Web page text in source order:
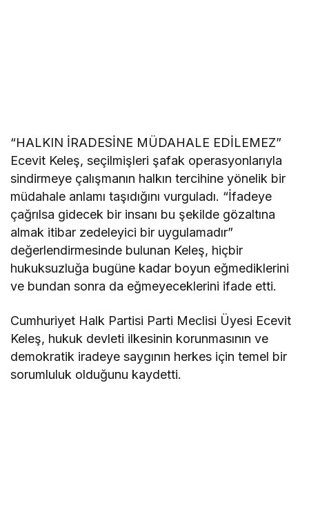
“HALKIN İRADESİNE MÜDAHALE EDİLEMEZ”
Ecevit Keleş, seçilmişleri şafak operasyonlarıyla
sindirmeye çalışmanın halkın tercihine yönelik bir
müdahale anlamı taşıdığını vurguladı. “İfadeye
çağrılsa gidecek bir insanı bu şekilde gözaltına
almak itibar zedeleyici bir uygulamadır”
değerlendirmesinde bulunan Keleş, hiçbir
hukuksuzluğa bugüne kadar boyun eğmediklerini
ve bundan sonra da eğmeyeceklerini ifade etti.
Cumhuriyet Halk Partisi Parti Meclisi Üyesi Ecevit
Keleş, hukuk devleti ilkesinin korunmasının ve
demokratik iradeye saygının herkes için temel bir
sorumluluk olduğunu kaydetti.